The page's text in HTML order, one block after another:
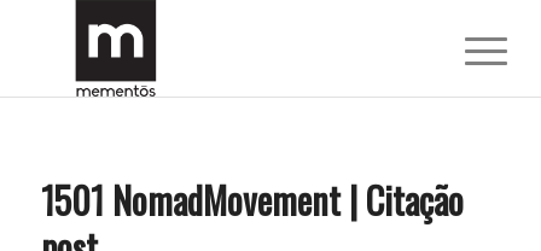
1501 NomadMovement | Citação